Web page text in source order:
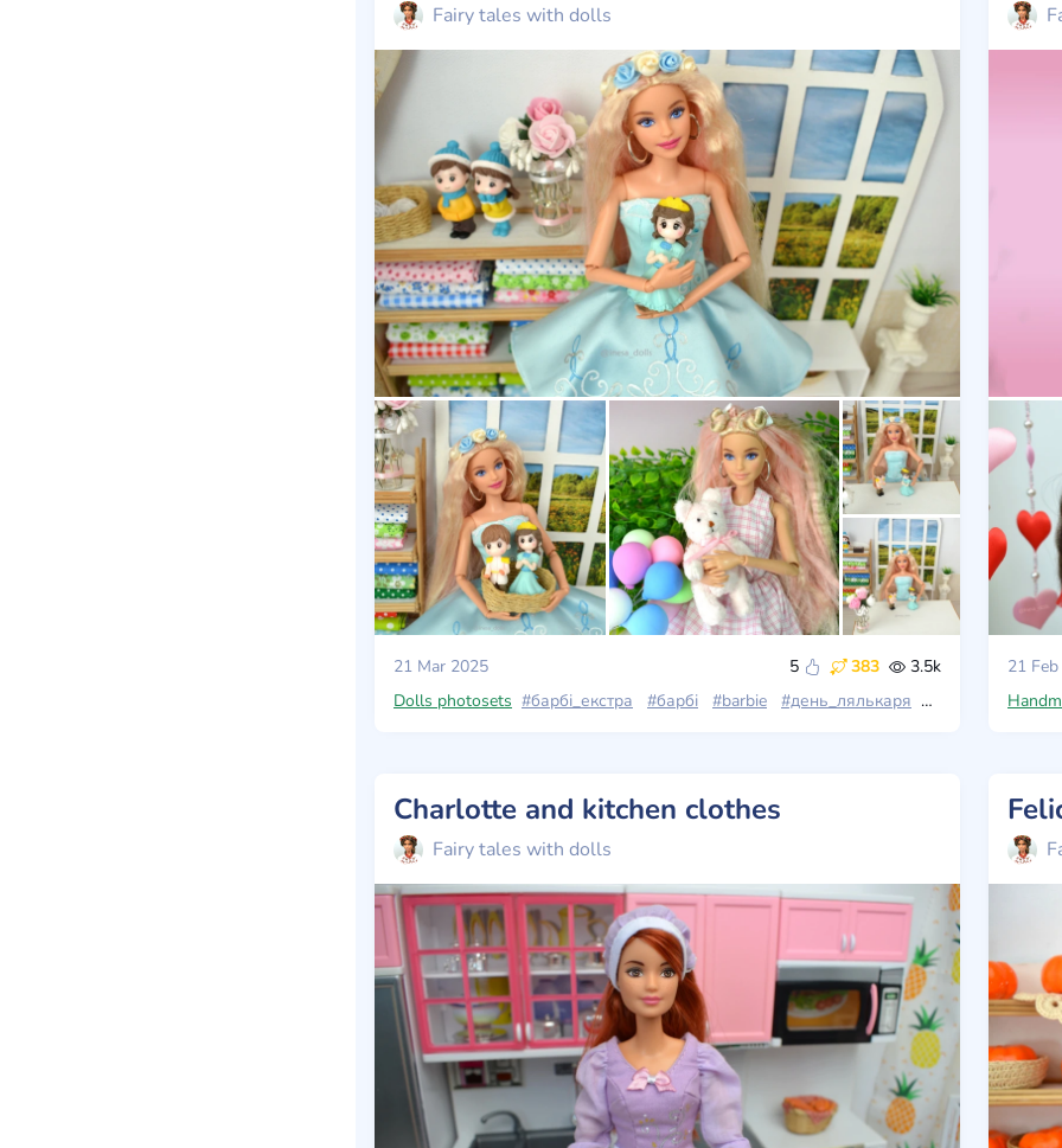
Fairy tales with dolls
21 Mar 2025 5 383
3.5k
Dolls photosets #барбі_екстра #барбі #barbie #день_лялькаря
21
Charlotte and kitchen clothes
Fairy tales with dolls